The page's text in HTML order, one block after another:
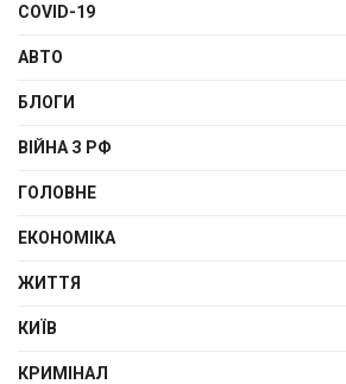
COVID-19
АВТО
БЛОГИ
ВІЙНА З РФ
ГОЛОВНЕ
ЕКОНОМІКА
ЖИТТЯ
КИЇВ
КРИМІНАЛ